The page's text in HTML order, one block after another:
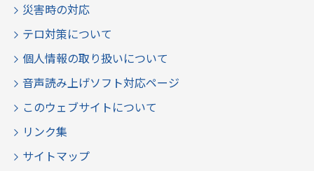
災害時の対応
テロ対策について
個人情報の取り扱いについて
音声読み上げソフト対応ページ
このウェブサイトについて
リンク集
サイトマップ